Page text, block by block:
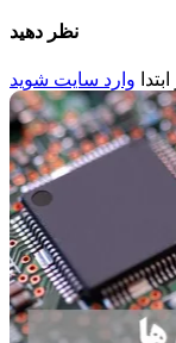
نظر دهید
ابتدا وارد سایت شوید